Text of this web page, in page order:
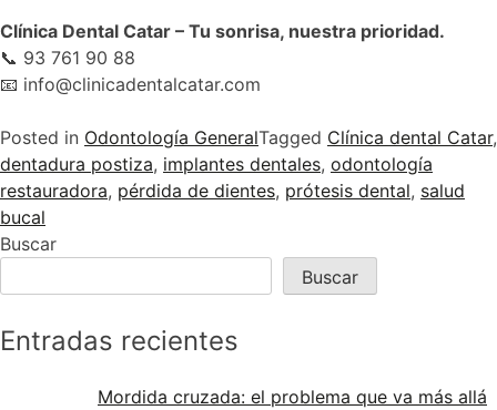
Clínica Dental Catar – Tu sonrisa, nuestra prioridad.
📞 93 761 90 88
📧 info@clinicadentalcatar.com
Posted in Odontología GeneralTagged Clínica dental Catar,
dentadura postiza, implantes dentales, odontología
restauradora, pérdida de dientes, prótesis dental, salud
bucal
Buscar
Buscar
Entradas recientes
Mordida cruzada: el problema que va más allá